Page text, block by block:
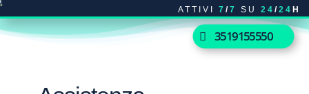
ATTIVI 7 /7 SU 24 /24 H
3519155550